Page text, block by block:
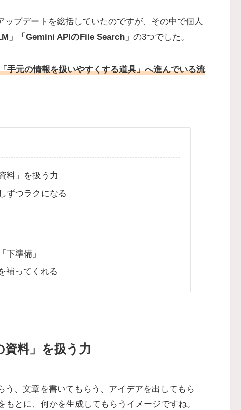
プデートを総括していたのですが、その中で個人
」「Gemini APIのFile Search」 の3つでした。
手元の情報を扱いやすくする道具」へ進んでいる流
料」を扱う力
ずつラクになる
下準備」
補ってくれる
料」を扱う力
、文章を書いてもらう、アイデアを出してもら
とに、何かを生成してもらうイメージですね。